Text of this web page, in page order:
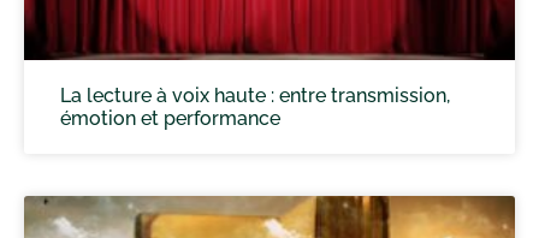
La lecture à voix haute : entre transmission,
émotion et performance